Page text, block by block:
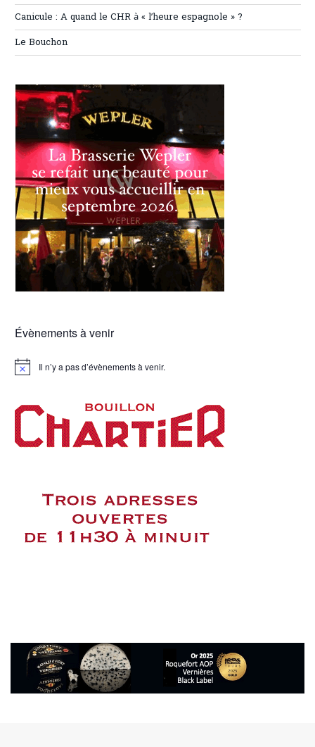
Canicule : A quand le CHR à « l’heure espagnole » ?
Le Bouchon
Évènements à venir
Notice Il n’y a pas d’évènements à venir.